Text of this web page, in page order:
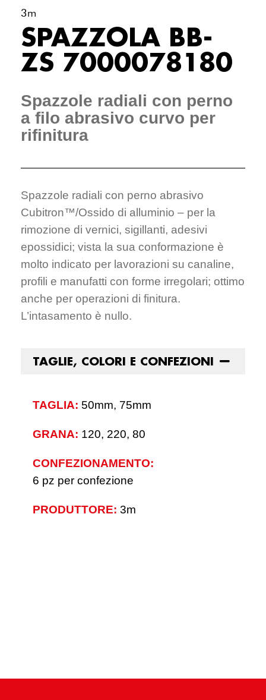
3m
SPAZZOLA BB-
ZS 7000078180
Spazzole radiali con perno
a filo abrasivo curvo per
rifinitura
Spazzole radiali con perno abrasivo
Cubitron™/Ossido di alluminio – per la
rimozione di vernici, sigillanti, adesivi
epossidici; vista la sua conformazione è
molto indicato per lavorazioni su canaline,
profili e manufatti con forme irregolari; ottimo
anche per operazioni di finitura.
L’intasamento è nullo.
TAGLIE, COLORI E CONFEZIONI
TAGLIA: 50mm, 75mm
GRANA: 120, 220, 80
CONFEZIONAMENTO:
6 pz per confezione
PRODUTTORE: 3m